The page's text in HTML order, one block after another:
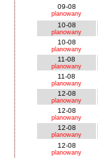
09-08
planowany
10-08
planowany
10-08
planowany
11-08
planowany
11-08
planowany
12-08
planowany
12-08
planowany
12-08
planowany
12-08
planowany